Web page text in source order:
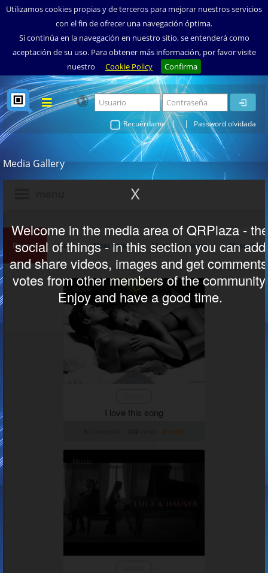
Utilizamos cookies propias y de terceros para mejorar nuestros servicios
con el fin de ofrecer una navegación óptima.
Si continúa en la navegación en nuestro sitio, se entenderá como
aceptación de su uso. Para obtener más información, por favor visite
nuestro
Cookie Policy Confirma
Home
Cómo
Música
FAQ
Servicios
QRPlaza Menu
QRPlaza Cards
Cloud T-shirt
Recuérdame|| Password olvidada
Media Gallery